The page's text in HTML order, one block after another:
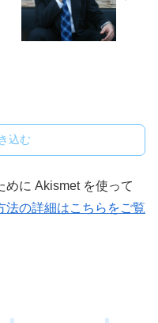
込む
めに Akismet を使って
法の詳細はこちらをご覧